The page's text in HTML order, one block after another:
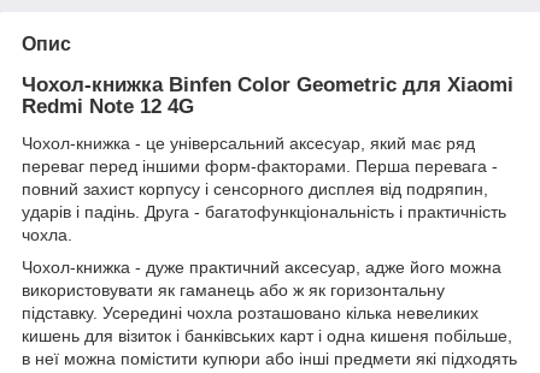
Опис
Чохол-книжка Binfen Color Geometric для Xiaomi
Redmi Note 12 4G
Чохол-книжка - це універсальний аксесуар, який має ряд
переваг перед іншими форм-факторами. Перша перевага -
повний захист корпусу і сенсорного дисплея від подряпин,
ударів і падінь. Друга - багатофункціональність і практичність
чохла.
Чохол-книжка - дуже практичний аксесуар, адже його можна
використовувати як гаманець або ж як горизонтальну
підставку. Усередині чохла розташовано кілька невеликих
кишень для візиток і банківських карт і одна кишеня побільше,
в неї можна помістити купюри або інші предмети які підходять